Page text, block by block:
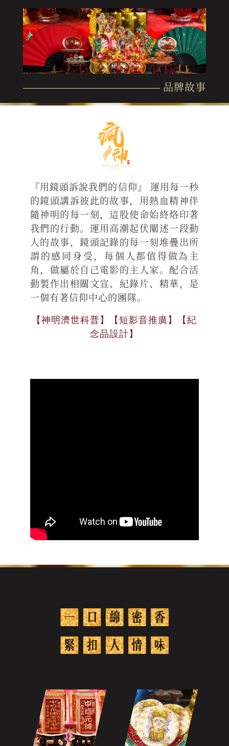
品牌故事
『用鏡頭訴說我們的信仰』 運用每一秒
的鏡頭講訴彼此的故事，用熱血精神伴
隨神明的每一刻，這股使命始終烙印著
我們的行動。運用高潮起伏闡述一段動
人的故事，鏡頭記錄的每一刻堆疊出所
謂的感同身受，每個人都值得做為主
角，做屬於自己電影的主人家。配合活
動製作出相關文宣、紀錄片、精華，是
一個有著信仰中心的團隊。
【神明濟世科普】【短影音推廣】【紀
念品設計】